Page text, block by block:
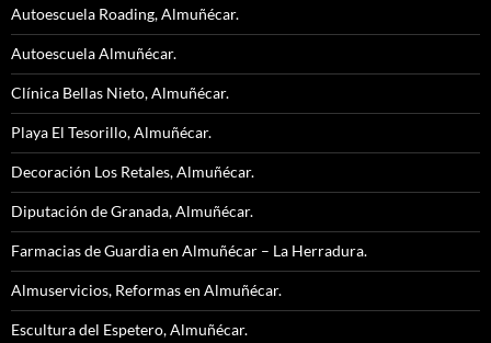
Autoescuela Roading, Almuñécar.
Autoescuela Almuñécar.
Clínica Bellas Nieto, Almuñécar.
Playa El Tesorillo, Almuñécar.
Decoración Los Retales, Almuñécar.
Diputación de Granada, Almuñécar.
Farmacias de Guardia en Almuñécar – La Herradura.
Almuservicios, Reformas en Almuñécar.
Escultura del Espetero, Almuñécar.